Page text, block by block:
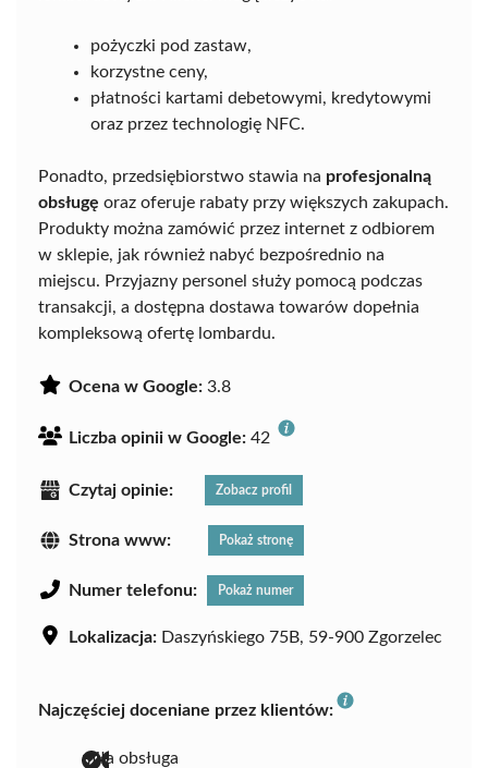
pożyczki pod zastaw,
korzystne ceny,
płatności kartami debetowymi, kredytowymi
oraz przez technologię NFC.
Ponadto, przedsiębiorstwo stawia na profesjonalną
obsługę oraz oferuje rabaty przy większych zakupach.
Produkty można zamówić przez internet z odbiorem
w sklepie, jak również nabyć bezpośrednio na
miejscu. Przyjazny personel służy pomocą podczas
transakcji, a dostępna dostawa towarów dopełnia
kompleksową ofertę lombardu.
Ocena w Google: 3.8
Liczba opinii w Google: 42
Czytaj opinie: Zobacz profil
Strona www: Pokaż stronę
Numer telefonu: Pokaż numer
Lokalizacja: Daszyńskiego 75B, 59-900 Zgorzelec
Najczęściej doceniane przez klientów:
miła obsługa